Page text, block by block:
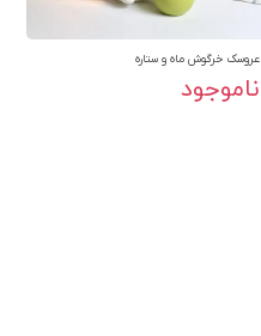
عروسک خرگوش ماه و ستاره
ناموجود